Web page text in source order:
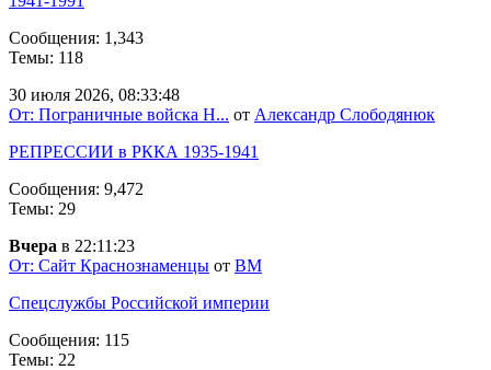
Сообщения: 1,343
Темы: 118
30 июля 2026, 08:33:48
От: Пограничные войска Н... от Александр Слободянюк
РЕПРЕССИИ в РККА 1935-1941
Сообщения: 9,472
Темы: 29
Вчера в 22:11:23
От: Сайт Краснознаменцы от BM
Спецслужбы Российской империи
Сообщения: 115
Темы: 22